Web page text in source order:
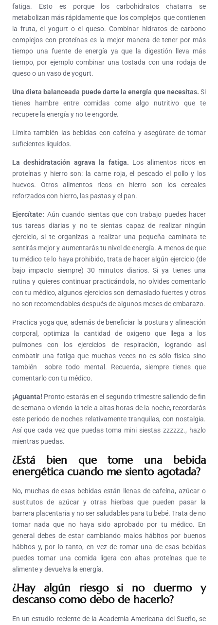
fatiga. Esto es porque los carbohidratos chatarra se
metabolizan más rápidamente que los complejos que contienen
la fruta, el yogurt o el queso. Combinar hidratos de carbono
complejos con proteínas es la mejor manera de tener por más
tiempo una fuente de energía ya que la digestión lleva más
tiempo, por ejemplo combinar una tostada con una rodaja de
queso o un vaso de yogurt.
Una dieta balanceada puede darte la energía que necesitas. Si
tienes hambre entre comidas come algo nutritivo que te
recupere la energía y no te engorde.
Limita también las bebidas con cafeína y asegúrate de tomar
suficientes líquidos.
La deshidratación agrava la fatiga. Los alimentos ricos en
proteínas y hierro son: la carne roja, el pescado el pollo y los
huevos. Otros alimentos ricos en hierro son los cereales
reforzados con hierro, las pastas y el pan.
Ejercítate: Aún cuando sientas que con trabajo puedes hacer
tus tareas diarias y no te sientas capaz de realizar ningún
ejercicio, si te organizas a realizar una pequeña caminata te
sentirás mejor y aumentarás tu nivel de energía. A menos de que
tu médico te lo haya prohibido, trata de hacer algún ejercicio (de
bajo impacto siempre) 30 minutos diarios. Si ya tienes una
rutina y quieres continuar practicándola, no olvides comentarlo
con tu médico, algunos ejercicios son demasiado fuertes y otros
no son recomendables después de algunos meses de embarazo.
Practica yoga que, además de beneficiar la postura y alineación
corporal, optimiza la cantidad de oxigeno que llega a los
pulmones con los ejercicios de respiración, logrando así
combatir una fatiga que muchas veces no es sólo física sino
también sobre todo mental. Recuerda, siempre tienes que
comentarlo con tu médico.
¡Aguanta! Pronto estarás en el segundo trimestre saliendo de fin
de semana o viendo la tele a altas horas de la noche, recordarás
este periodo de noches relativamente tranquilas, con nostalgia.
Así que cada vez que puedas toma mini siestas zzzzzz., hazlo
mientras puedas.
¿Está bien que tome una bebida
energética cuando me siento agotada?
No, muchas de esas bebidas están llenas de cafeína, azúcar o
sustitutos de azúcar y otras hierbas que pueden pasar la
barrera placentaria y no ser saludables para tu bebé. Trata de no
tomar nada que no haya sido aprobado por tu médico. En
general debes de estar cambiando malos hábitos por buenos
hábitos y, por lo tanto, en vez de tomar una de esas bebidas
puedes tomar una comida ligera con altas proteínas que te
alimente y devuelva la energía.
¿Hay algún riesgo si no duermo y
descanso como debo de hacerlo?
En un estudio reciente de la Academia Americana del Sueño, se